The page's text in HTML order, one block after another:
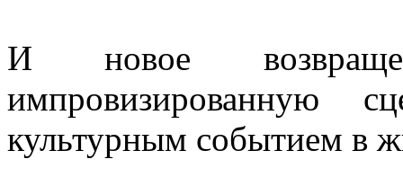
И новое
импровизированную
культурным событием в